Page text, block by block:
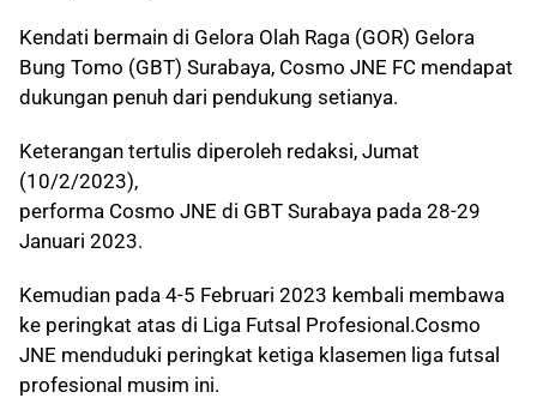
Kendati bermain di Gelora Olah Raga (GOR) Gelora
Bung Tomo (GBT) Surabaya, Cosmo JNE FC mendapat
dukungan penuh dari pendukung setianya.
Keterangan tertulis diperoleh redaksi, Jumat
(10/2/2023),
performa Cosmo JNE di GBT Surabaya pada 28-29
Januari 2023.
Kemudian pada 4-5 Februari 2023 kembali membawa
ke peringkat atas di Liga Futsal Profesional.Cosmo
JNE menduduki peringkat ketiga klasemen liga futsal
profesional musim ini.